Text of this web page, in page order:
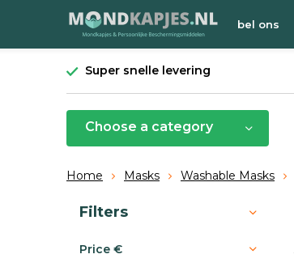
bel ons
Super snelle levering
Choose a category
Home Masks Washable Masks
Sort by:
Filters
Price €